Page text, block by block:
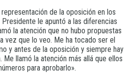
de la oposición en los
le apuntó a las diferencias
la atención que no hubo propuestas
vez que lo veo. Me ha tocado ser el
y antes de la oposición y siempre hay
llamó la atención más allá que ellos
para aprobarlo».